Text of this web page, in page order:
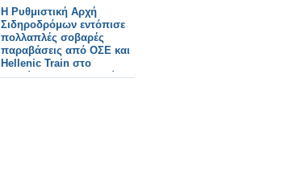
Η Ρυθμιστική Αρχή
Σιδηροδρόμων εντόπισε
πολλαπλές σοβαρές
παραβάσεις από ΟΣΕ και
Hellenic Train στο
δυστύχημα των Τεμπών.